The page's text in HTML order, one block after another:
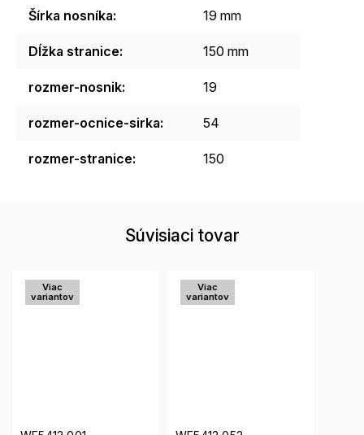
Šírka nosníka: 19 mm
Dĺžka stranice: 150 mm
rozmer-nosnik: 19
rozmer-ocnice-sirka: 54
rozmer-stranice: 150
Súvisiaci tovar
Viac
variantov
Viac
variantov